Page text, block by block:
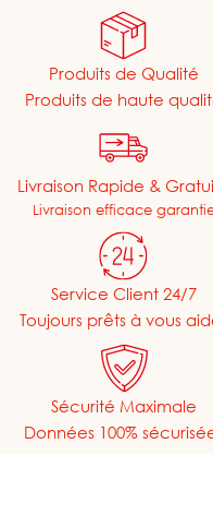
Produits de Qualité
Produits de haute
Livraison Rapide &
Livraison efficace
Service Client 24/7
Toujours prêts à vous
Sécurité Maximale
Données 100%